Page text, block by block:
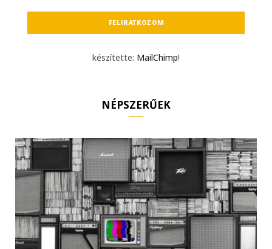
készítette: MailChimp!
NÉPSZERŰEK